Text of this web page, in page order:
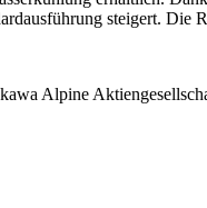
steigert.
Alpine